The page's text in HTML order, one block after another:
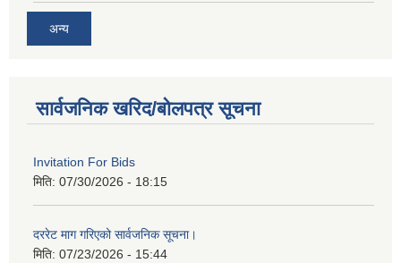
अन्य
सार्वजनिक खरिद/बोलपत्र सूचना
Invitation For Bids
मिति: 07/30/2026 - 18:15
दररेट माग गरिएको सार्वजनिक सूचना।
मिति: 07/23/2026 - 15:44